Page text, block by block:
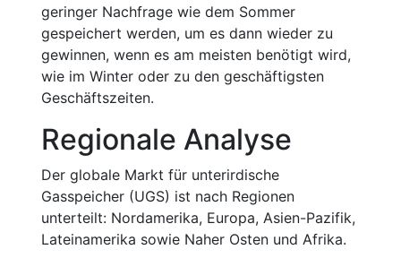
geringer Nachfrage wie dem Sommer
gespeichert werden, um es dann wieder zu
gewinnen, wenn es am meisten benötigt wird,
wie im Winter oder zu den geschäftigsten
Geschäftszeiten.
Regionale Analyse
Der globale Markt für unterirdische
Gasspeicher (UGS) ist nach Regionen
unterteilt: Nordamerika, Europa, Asien-Pazifik,
Lateinamerika sowie Naher Osten und Afrika.